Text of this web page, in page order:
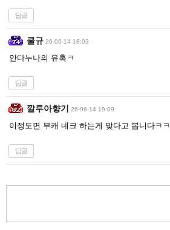
답글
쿨규 26-06-14 18:03
안다누나의 유혹ㅋ
답글
깔루아향기 26-06-14 19:09
이정도면 부캐 네크 하는게 맞다고 봅니다ㅋㅋ
답글